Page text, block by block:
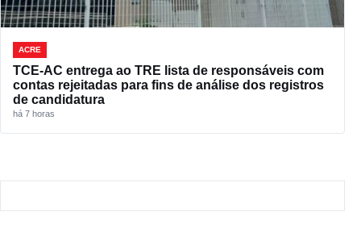
ACRE
TCE-AC entrega ao TRE lista de responsáveis com
contas rejeitadas para fins de análise dos registros
de candidatura
há 7 horas